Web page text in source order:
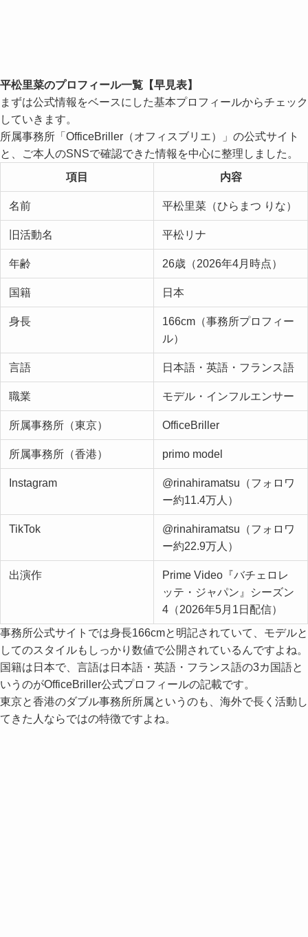
平松里菜のプロフィール一覧【早見表】
まずは公式情報をベースにした基本プロフィールからチェック
していきます。
所属事務所「OfficeBriller（オフィスブリエ）」の公式サイト
と、ご本人のSNSで確認できた情報を中心に整理しました。
項目
内容
名前 平松里菜（ひらまつ りな）
旧活動名 平松リナ
年齢 26歳（2026年4月時点）
国籍 日本
身長
166cm（事務所プロフィー
ル）
言語 日本語・英語・フランス語
職業 モデル・インフルエンサー
所属事務所（東京） OfficeBriller
所属事務所（香港） primo model
Instagram
@rinahiramatsu（フォロワ
ー約11.4万人）
TikTok
@rinahiramatsu（フォロワ
ー約22.9万人）
出演作
Prime Video『バチェロレ
ッテ・ジャパン』シーズン
4（2026年5月1日配信）
事務所公式サイトでは身長166cmと明記されていて、モデルと
してのスタイルもしっかり数値で公開されているんですよね。
国籍は日本で、言語は日本語・英語・フランス語の3カ国語と
いうのがOfficeBriller公式プロフィールの記載です。
東京と香港のダブル事務所所属というのも、海外で長く活動し
てきた人ならではの特徴ですよね。